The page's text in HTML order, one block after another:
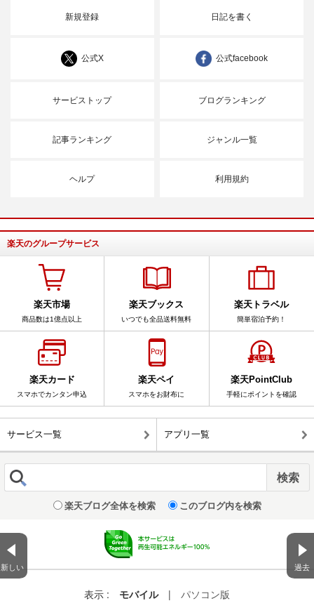
新しい 過去
新規登録 日記を書く
公式X 公式facebook
サービストップ ブログランキング
記事ランキング ジャンル一覧
ヘルプ 利用規約
楽天のグループサービス
楽天市場
商品数は1億点以上
楽天ブックス
いつでも全品送料無料
楽天トラベル
簡単宿泊予約！
楽天カード
スマホでカンタン申込
楽天ペイ
スマホをお財布に
楽天PointClub
手軽にポイントを確認
サービス一覧 アプリ一覧
楽天ブログ全体を検索 このブログ内を検索
表示 : モバイル |
パソコン版